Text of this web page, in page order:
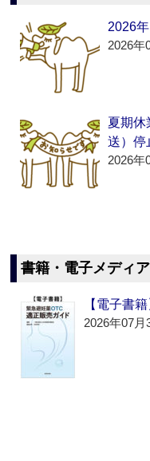
2026
2026年
夏期休
送）停
2026年
書籍・電子メディア
【電子書
2026年07月